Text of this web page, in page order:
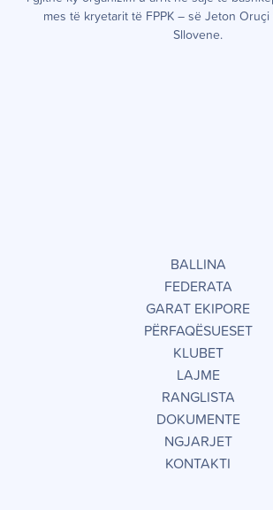
mes të kryetarit të FPPK – së Jeton
Sllovene.
BALLINA
FEDERATA
GARAT EKIPORE
PËRFAQËSUESET
KLUBET
LAJME
RANGLISTA
DOKUMENTE
NGJARJET
KONTAKTI